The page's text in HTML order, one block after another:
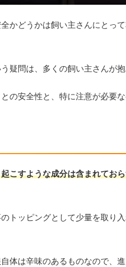
かどうかは飼い主さんにとっ
疑問は、多くの飼い主さんが抱
の安全性と、特に注意が必要
こすような成分は含まれてお
トッピングとして少量を取り
体は辛味のあるものなので、